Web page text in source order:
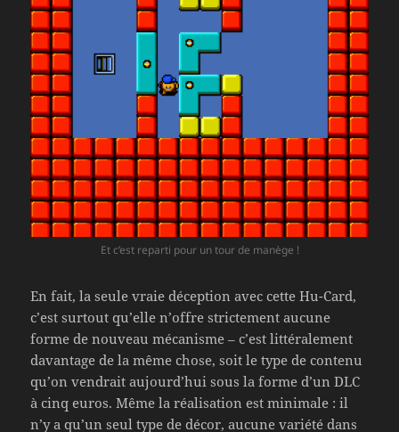
Et c’est reparti pour un tour de manège !
En fait, la seule vraie déception avec cette Hu-Card,
c’est surtout qu’elle n’offre strictement aucune
forme de nouveau mécanisme – c’est littéralement
davantage de la même chose, soit le type de contenu
qu’on vendrait aujourd’hui sous la forme d’un DLC
à cinq euros. Même la réalisation est minimale : il
n’y a qu’un seul type de décor, aucune variété dans